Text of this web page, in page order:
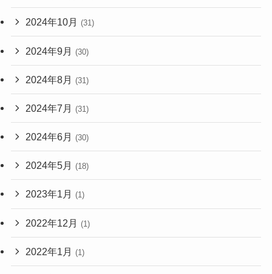
2024年10月 (31)
2024年9月 (30)
2024年8月 (31)
2024年7月 (31)
2024年6月 (30)
2024年5月 (18)
2023年1月 (1)
2022年12月 (1)
2022年1月 (1)